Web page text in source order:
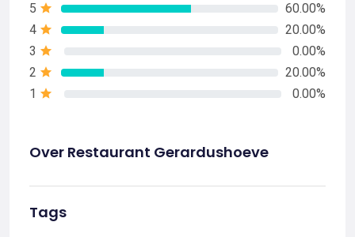
5
60.00%
4
20.00%
3
0.00%
2
20.00%
1
0.00%
Over Restaurant Gerardushoeve
Tags